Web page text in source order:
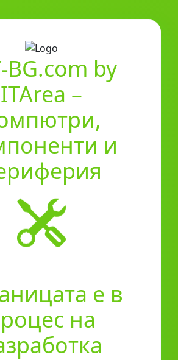
BG.com by
ITArea –
и
е в
на